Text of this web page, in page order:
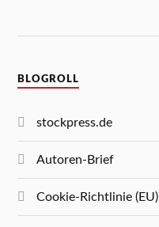
BLOGROLL
stockpress.de
Autoren-Brief
Cookie-Richtlinie (EU)